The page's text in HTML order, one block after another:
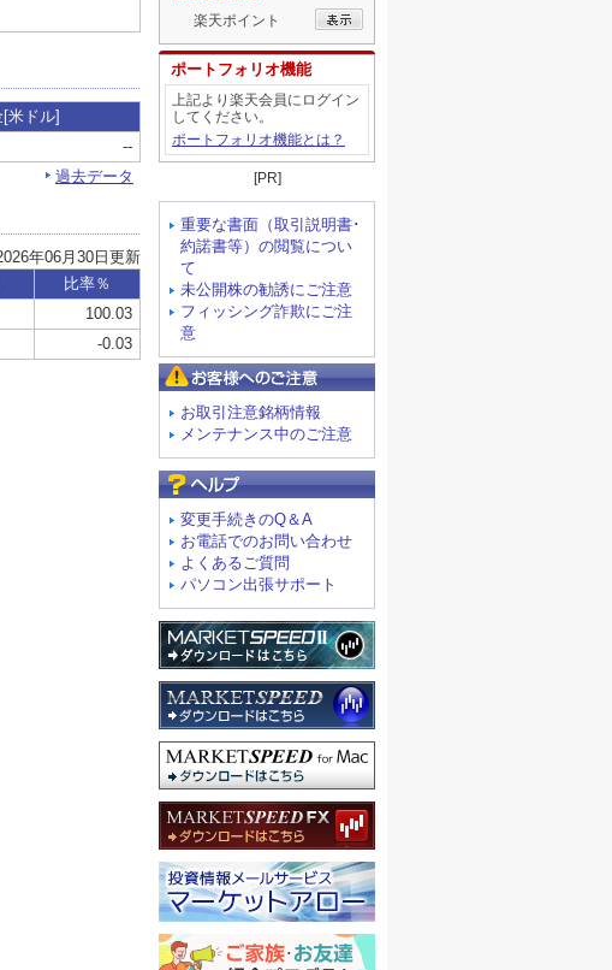
楽天ポイント
ポートフォリオ機能
上記より楽天会員にログイン
してください。
ポートフォリオ機能とは？
[PR]
重要な書面（取引説明書･
約諾書等）の閲覧につい
て
未公開株の勧誘にご注意
フィッシング詐欺にご注
意
お取引注意銘柄情報
メンテナンス中のご注意
変更手続きのQ＆A
お電話でのお問い合わせ
よくあるご質問
パソコン出張サポート